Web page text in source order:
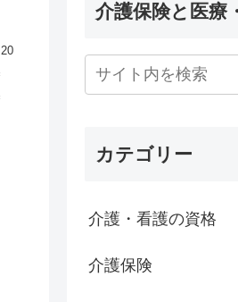
介護保険と医療
カテゴリー
介護・看護の資格
介護保険